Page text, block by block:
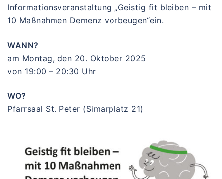
Informationsveranstaltung „Geistig fit bleiben – mit
10 Maßnahmen Demenz vorbeugen“ein.
WANN?
am Montag, den 20. Oktober 2025
von 19:00 – 20:30 Uhr
WO?
Pfarrsaal St. Peter (Simarplatz 21)